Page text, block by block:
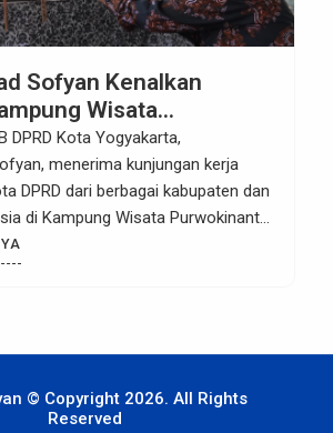
Sofyan Kenalkan
Wisata
kepada DPRD dari
DPRD Kota Yogyakarta,
menerima kunjungan kerja
DPRD dari berbagai kabupaten dan
di Kampung Wisata Purwokinanti,
Harjowinatan, kawasan Pura
Jumat (3/7/2026).
yang dimiliki Kota Yogyakarta.
© Copyright 2026. All Rights
Reserved